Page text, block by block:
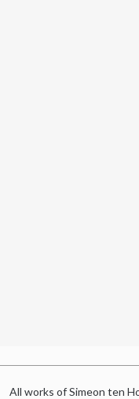
All works of Simeon ten